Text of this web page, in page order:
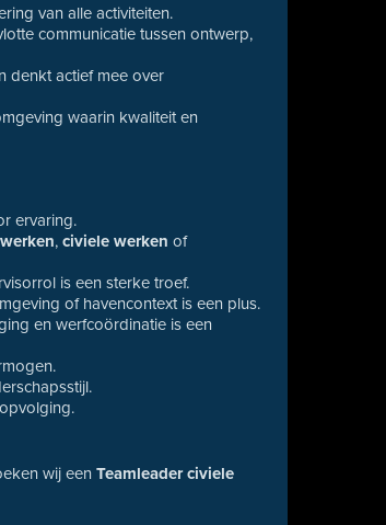
van alle activiteiten.
communicatie tussen ontwerp,
denkt actief mee over
waarin kwaliteit en
ervaring.
,civiele werken of
is een sterke troef.
of havencontext is een plus.
en werfcoördinatie is een
wij eenTeamleader civiele